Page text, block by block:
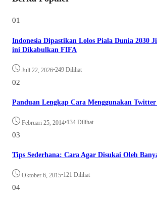
01
Indonesia Dipastikan Lolos Piala Dunia 2030
ini Dikabulkan FIFA
Juli 22, 2026•249 Dilihat
02
Panduan Lengkap Cara Menggunakan
Februari 25, 2014•134 Dilihat
03
Tips Sederhana: Cara Agar Disukai Oleh
Oktober 6, 2015•121 Dilihat
04